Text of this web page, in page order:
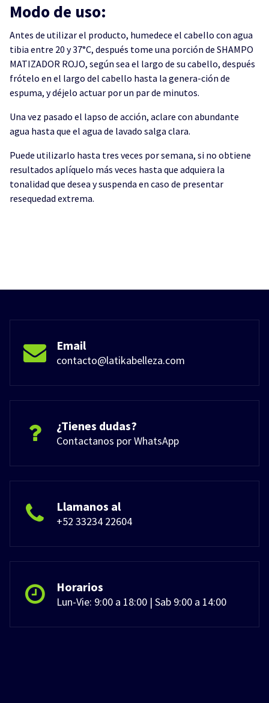
Modo de uso:
Antes de utilizar el producto, humedece el cabeIlo con agua
tibia entre 20 y 37°C, después tome una porción de SHAMPO
MATIZADOR ROJO, según sea el largo de su cabello, después
frótelo en el largo del cabello hasta la genera-ción de
espuma, y déjelo actuar por un par de minutos.
Una vez pasado el lapso de acción, aclare con abundante
agua hasta que el agua de lavado salga clara.
Puede utilizarlo hasta tres veces por semana, si no obtiene
resultados aplíquelo más veces hasta que adquiera la
tonalidad que desea y suspenda en caso de presentar
resequedad extrema.
Email
contacto@latikabelleza.com
¿Tienes dudas?
Contactanos por WhatsApp
Llamanos al
+52 33234 22604
Horarios
Lun-Vie: 9:00 a 18:00 | Sab 9:00 a 14:00